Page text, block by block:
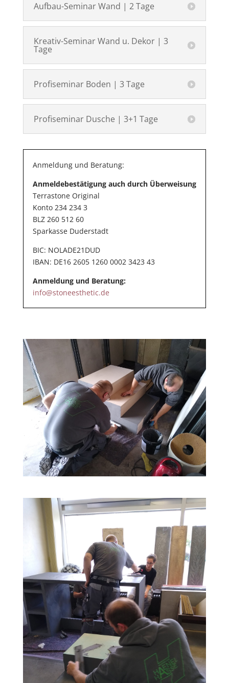
Aufbau-Seminar Wand | 2 Tage
Kreativ-Seminar Wand u. Dekor | 3
Tage
Profiseminar Boden | 3 Tage
Profiseminar Dusche | 3+1 Tage
Anmeldung und Beratung:
Anmeldebestätigung auch durch Überweisung
Terrastone Original
Konto 234 234 3
BLZ 260 512 60
Sparkasse Duderstadt
BIC: NOLADE21DUD
IBAN: DE16 2605 1260 0002 3423 43
Anmeldung und Beratung:
info@stoneesthetic.de